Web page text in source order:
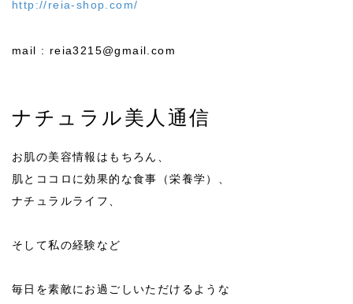
http://reia-shop.com/
mail : reia3215@gmail.com
ナチュラル美人通信
お肌の美容情報はもちろん、
肌とココロに効果的な食事（栄養学）、
ナチュラルライフ、
そして私の経験など
毎日を素敵にお過ごしいただけるような